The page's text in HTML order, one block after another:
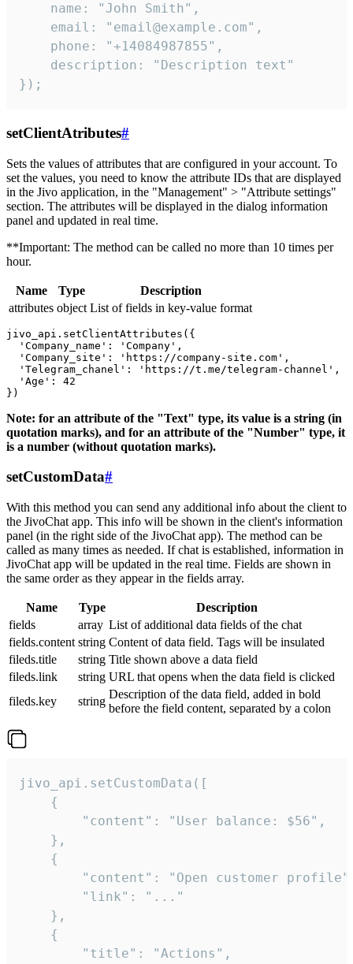
    name: "John Smith",
    email: "email@example.com",
    phone: "+14084987855",
    description: "Description text"
});
setClientAtributes#
Sets the values ​​of attributes that are configured in your account. To
set the values, you need to know the attribute IDs that are displayed
in the Jivo application, in the "Management" > "Attribute settings"
section. The attributes will be displayed in the dialog information
panel and updated in real time.
**Important: The method can be called no more than 10 times per
hour.
Name Type
Description
attributes object List of fields in key-value format
jivo_api.setClientAttributes({
  'Company_name': 'Company',
  'Company_site': 'https://company-site.com',
  'Telegram_chanel': 'https://t.me/telegram-channel',
  'Age': 42
Note: for an attribute of the "Text" type, its value is a string (in
quotation marks), and for an attribute of the "Number" type, it
is a number (without quotation marks).
setCustomData#
With this method you can send any additional info about the client to
the JivoChat app. This info will be shown in the client's information
panel (in the right side of the JivoChat app). The method can be
called as many times as needed. If chat is established, information in
JivoChat app will be updated in the real time. Fields are shown in
the same order as they appear in the fields array.
Name Type
Description
fields
array List of additional data fields of the chat
fields.content string Content of data field. Tags will be insulated
fileds.title
string Title shown above a data field
fileds.link
string URL that opens when the data field is clicked
fileds.key
string
Description of the data field, added in bold
before the field content, separated by a colon
jivo_api.setCustomData([
    {
        "content": "User balance: $56",
    },
    {
"content": "Open customer
        "link": "..."
    },
    {
        "title": "Actions",